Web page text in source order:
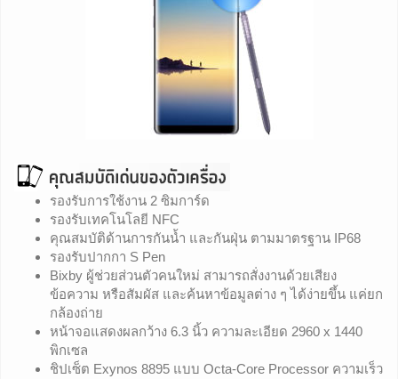
รองรับการใช้งาน 2 ซิมการ์ด
รองรับเทคโนโลยี NFC
คุณสมบัติด้านการกันน้ำ และกันฝุ่น ตามมาตรฐาน IP68
รองรับปากกา S Pen
Bixby ผู้ช่วยส่วนตัวคนใหม่ สามารถสั่งงานด้วยเสียง
ข้อความ หรือสัมผัส และค้นหาข้อมูลต่าง ๆ ได้ง่ายขึ้น แค่ยก
กล้องถ่าย
หน้าจอแสดงผลกว้าง 6.3 นิ้ว ความละเอียด 2960 x 1440
พิกเซล
ชิปเซ็ต Exynos 8895 แบบ Octa-Core Processor ความเร็ว